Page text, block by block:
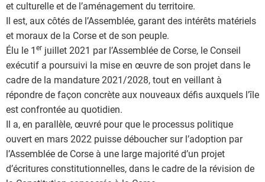
et culturelle et de l’aménagement du territoire.
Il est, aux côtés de l’Assemblée, garant des intérêts matériels
et moraux de la Corse et de son peuple.
Élu le 1 er juillet 2021 par l’Assemblée de Corse, le Conseil
exécutif a poursuivi la mise en œuvre de son projet dans le
cadre de la mandature 2021/2028, tout en veillant à
répondre de façon concrète aux nouveaux défis auxquels l’île
est confrontée au quotidien.
Il a, en parallèle, œuvré pour que le processus politique
ouvert en mars 2022 puisse déboucher sur l’adoption par
l’Assemblée de Corse à une large majorité d’un projet
d’écritures constitutionnelles, dans le cadre de la révision de